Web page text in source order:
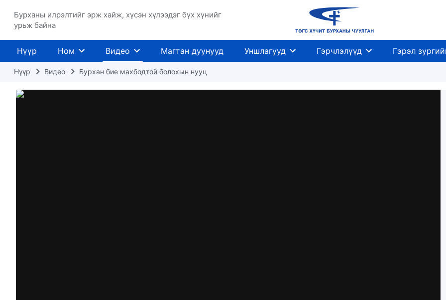
Бурханы илрэлтийг эрж хайж, хүсэн хүлээдэг бүх хүнийг
урьж байна
Нүүр Ном Видео Магтан дуунууд Уншлагууд Гэрчлэлүүд Гэрэл
Нүүр Видео Бурхан бие махбодтой болохын нууц